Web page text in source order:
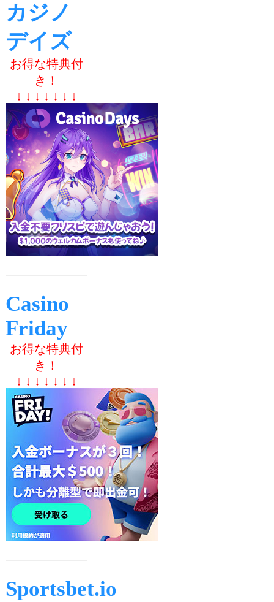
カジノ
デイズ
お得な特典付
き！
↓ ↓ ↓ ↓ ↓ ↓ ↓
Casino
Friday
お得な特典付
き！
↓ ↓ ↓ ↓ ↓ ↓ ↓
Sportsbet.io